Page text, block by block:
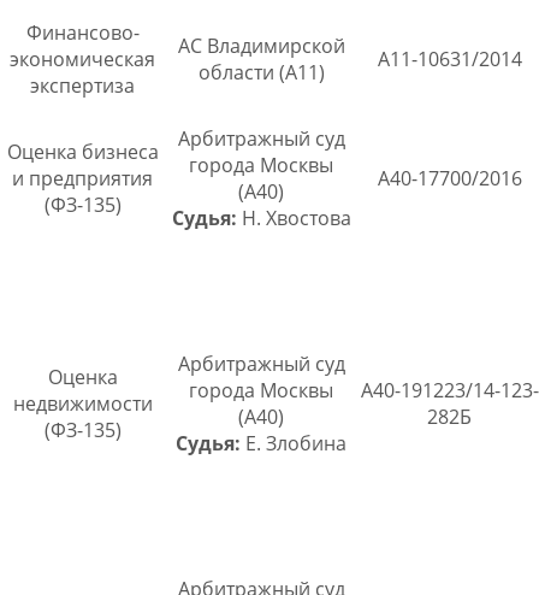
Финансово-
экономическая
экспертиза
АС Владимирской
области (А11)
А11-10631/2014
Оценка бизнеса
и предприятия
(ФЗ-135)
Арбитражный суд
города Москвы
(А40)
Судья: Н. Хвостова
А40-17700/2016
Оценка
недвижимости
(ФЗ-135)
Арбитражный суд
города Москвы
(А40)
Судья: Е. Злобина
А40-191223/14-123-
282Б
Арбитражный суд